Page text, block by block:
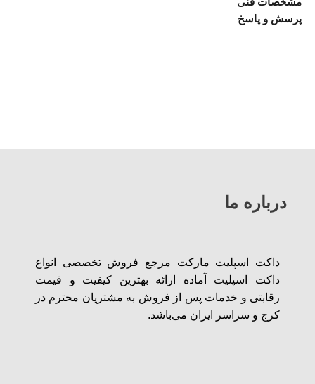
پرسش و پاسخ
درباره ما
داکت‌ اسپلیت‌ مارکت‌ مرجع فروش تخصصی انواع
داکت اسپلیت آماده ارائه بهترین کیفیت و قیمت
رقابتی و خدمات پس از فروش به مشتریان محترم در
کرج و سراسر ایران می‌باشد.